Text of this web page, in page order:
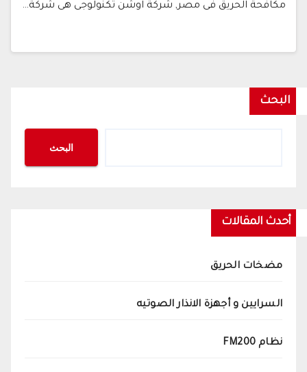
مكافحة الحريق فى مصر, شركة اوشن تكنولوجى هى شركة…
البحث
البحث
أحدث المقالات
مضخات الحريق
السرايين و أجهزة الانذار الصوتيه
نظام FM200